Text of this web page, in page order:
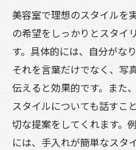
美容室で理想のスタイルを
の希望をしっかりとスタイ
す。具体的には、自分がな
それを言葉だけでなく、写
伝えると効果的です。また
スタイルについても話すこ
切な提案をしてくれます。
には、手入れが簡単なスタ